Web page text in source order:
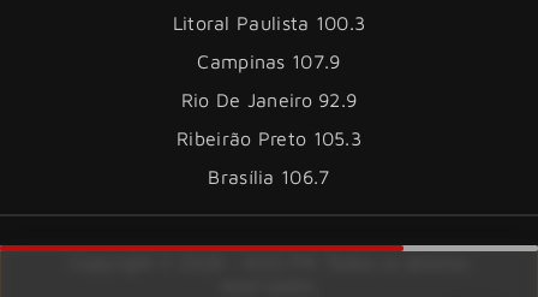
Litoral Paulista 100.3
Campinas 107.9
Rio De Janeiro 92.9
Ribeirão Preto 105.3
Brasília 106.7